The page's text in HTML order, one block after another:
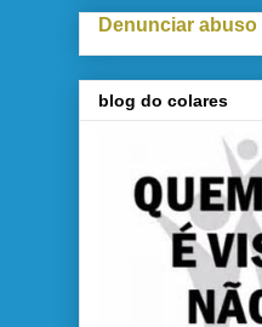
Denunciar abuso
blog do colares